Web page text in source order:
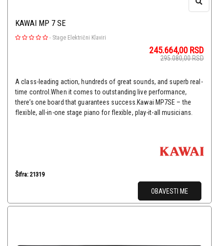
KAWAI MP 7 SE
- Stage Električni Klaviri
245.664,00 RSD
295.080,00RSD
A class-leading action, hundreds of great sounds, and superb real-
time control.When it comes to outstanding live performance,
there’s one board that guarantees success.Kawai MP7SE – the
flexible, all-in-one stage piano for flexible, play-it-all musicians.
Šifra: 21319
OBAVESTI ME